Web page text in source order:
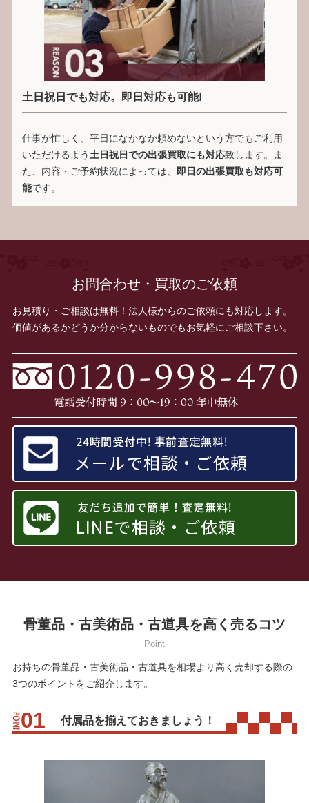
土日祝日でも対応。即日対応も可能!
仕事が忙しく、平日になかなか頼めないという方でもご利用
いただけるよう土日祝日での出張買取にも対応致します。ま
た、内容・ご予約状況によっては、 即日の出張買取も対応可
能です。
お問合わせ・買取のご依頼
お見積り・ご相談は無料！法人様からのご依頼にも対応します。
価値があるかどうか分からないものでもお気軽にご相談下さい。
骨董品・古美術品・古道具を高く売るコツ
お持ちの骨董品・古美術品・古道具を相場より高く売却する際の
3つのポイントをご紹介します。
付属品を揃えておきましょう！